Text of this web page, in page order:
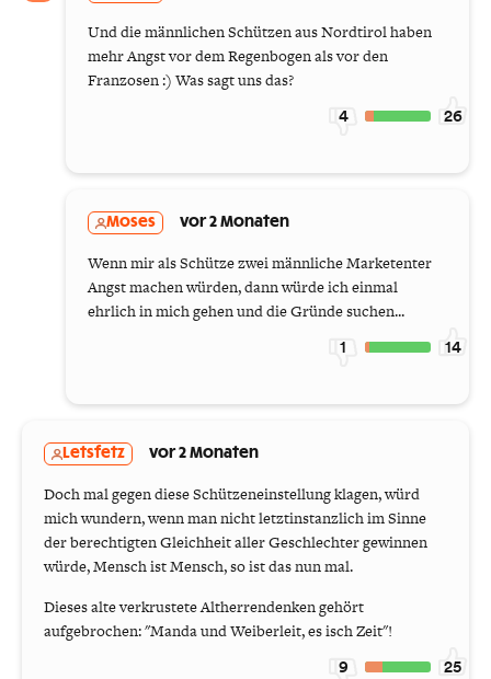
Und die männlichen Schützen aus Nordtirol haben
mehr Angst vor dem Regenbogen als vor den
Franzosen :) Was sagt uns das?
4 26
Moses vor 2 Monaten
Wenn mir als Schütze zwei männliche Marketenter
Angst machen würden, dann würde ich einmal
ehrlich in mich gehen und die Gründe suchen...
1 14
Letsfetz vor 2 Monaten
Doch mal gegen diese Schützeneinstellung klagen, würd
mich wundern, wenn man nicht letztinstanzlich im Sinne
der berechtigten Gleichheit aller Geschlechter gewinnen
würde, Mensch ist Mensch, so ist das nun mal.
Dieses alte verkrustete Altherrendenken gehört
aufgebrochen: "Manda und Weiberleit, es isch Zeit"!
9 25